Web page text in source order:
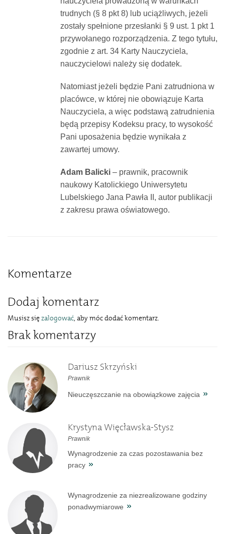
trudnych (§ 8 pkt 8) lub uciążliwych, jeżeli
zostały spełnione przesłanki § 9 ust. 1 pkt 1
przywołanego rozporządzenia. Z tego tytułu,
zgodnie z art. 34 Karty Nauczyciela,
nauczycielowi należy się dodatek.
Natomiast jeżeli będzie Pani zatrudniona w
placówce, w której nie obowiązuje Karta
Nauczyciela, a więc podstawą zatrudnienia
będą przepisy Kodeksu pracy, to wysokość
Pani uposażenia będzie wynikała z
zawartej umowy.
Adam Balicki– prawnik, pracownik
naukowy Katolickiego Uniwersytetu
Lubelskiego Jana Pawła II, autor publikacji
z zakresu prawa oświatowego.
Komentarze
Dodaj komentarz
Musisz sięzalogować, aby móc dodać komentarz.
Brak komentarzy
Dariusz Skrzyński
Prawnik
Nieuczęszczanie na obowiązkowe zajęcia
Krystyna Więcławska-Stysz
Prawnik
Wynagrodzenie za czas pozostawania bez
pracy
Wynagrodzenie za niezrealizowane godziny
ponadwymiarowe